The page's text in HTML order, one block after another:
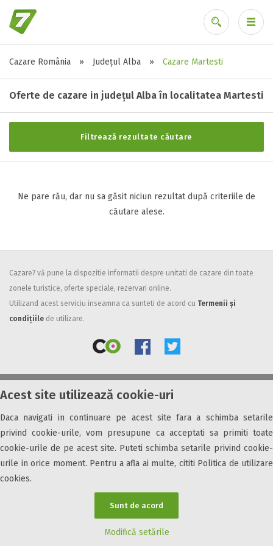
Acest site utilizează cookie-uri
Daca navigati in continuare pe acest site fara a schimba setarile
privind cookie-urile, vom presupune ca acceptati sa primiti toate
cookie-urile de pe acest site. Puteti schimba setarile privind cookie-
urile in orice moment. Pentru a afla ai multe, cititi Politica de utilizare
cookies.
Sunt de acord
Modifică setările
Cazare România » Județul Alba » Cazare Martesti
Oferte de cazare in județul Alba în localitatea Martesti
Filtrează rezultate căutare
Stele / margarete
Neclasificat
2 stele / margarete
3 stele / margarete
Facilități
Internet wireless
All inclusive
Pensiune completa
Demipensiune
Mic dejun
Accepta animale
Accepta voucher vacanta
Acces persoane cu dizabilități
Ne pare rău, dar nu sa găsit niciun rezultat după criteriile de
căutare alese.
Cazare7 vă pune la dispozitie informatii despre unitati de cazare din toate
zonele turistice, oferte speciale, rezervari online.
Utilizand acest serviciu inseamna ca sunteti de acord cu Termenii și
condițiile de utilizare.
© 2026 Cazare7. Toate drepturile rezervate.
Obiective turistice Informații utile Parteneri Cazare7 Harta Cazare7